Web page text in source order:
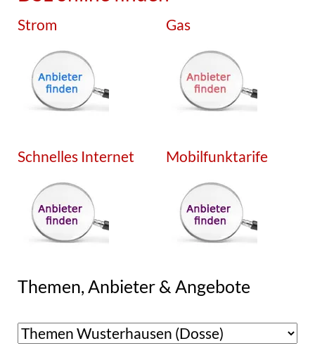
Strom Gas
Schnelles Internet Mobilfunktarife
Themen, Anbieter & Angebote